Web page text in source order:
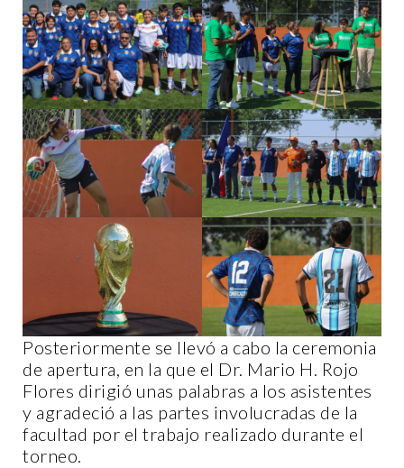
Posteriormente se llevó a cabo la ceremonia
de apertura, en la que el Dr. Mario H. Rojo
Flores dirigió unas palabras a los asistentes
y agradeció a las partes involucradas de la
facultad por el trabajo realizado durante el
torneo.